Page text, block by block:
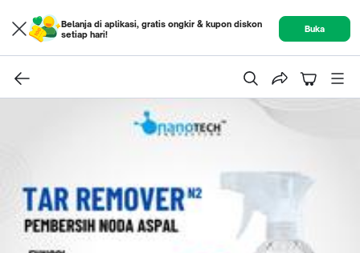
Belanja di aplikasi, gratis ongkir & kupon diskon
setiap hari!
Buka